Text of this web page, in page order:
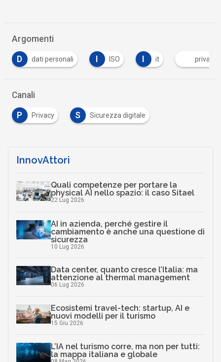
Argomenti
I ISO it privacy S
Canali
P Privacy S Sicurezza digitale
InnovAttori
Quali competenze per portare la
physical AI nello spazio: il caso Sitael
22 Lug 2026
AI in azienda, perché gestire il
cambiamento è anche una questione di
sicurezza
10 Lug 2026
Data center, quanto cresce l’Italia: ma
attenzione al thermal management
06 Lug 2026
Ecosistemi travel-tech: startup, AI e
nuovi modelli per il turismo
15 Giu 2026
L’IA nel turismo corre, ma non per tutti:
la mappa italiana e globale